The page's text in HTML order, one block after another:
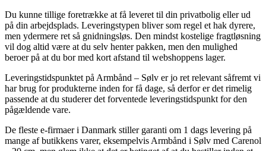
Du kunne tillige foretrække at få leveret til din privatbolig eller ud
på din arbejdsplads. Leveringstypen bliver som regel et hak dyrere,
men ydermere ret så gnidningsløs. Den mindst kostelige fragtløsning
vil dog altid være at du selv henter pakken, men den mulighed
beroer på at du bor med kort afstand til webshoppens lager.
Leveringstidspunktet på Armbånd – Sølv er jo ret relevant såfremt vi
har brug for produkterne inden for få dage, så derfor er det rimelig
passende at du studerer det forventede leveringstidspunkt for den
pågældende vare.
De fleste e-firmaer i Danmark stiller garanti om 1 dags levering på
mange af butikkens varer, eksempelvis Armbånd i Sølv med Carenol